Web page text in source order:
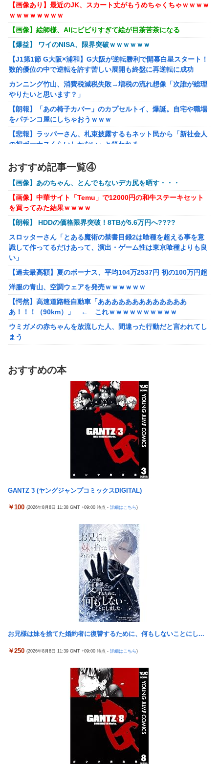
ンプくらいヌルイのなら考える
アリスソフト「ランス10」ゲーム画面公開キター！ウルザち
ゃんは今回も美しい…。前作で助けたシィルもいるぞ！
シュート選手が結婚を発表、ネモ選手とウメハラ選手が婚姻
届の証人に。
【ハコヅメ】 第6話 感想 誰よりも早く！【～交番女子の逆
襲～】
「フリルもリボンもたくさんがいいのよね、ふふっ♪」対魔
忍RPG・新イベント『バニーとヨミハラクライシス』
【にじさんじ】七瀬、動物園でアシカに水をかけられビショ
ゲーム「すごい武器を手に入れましたが必要レベルに達して
いないので装備できません」←このシステムｗｗｗｗ
【にじさんじ】Cellmates、NG行動回避ゲーム！フリが露
骨すぎる
【動画】マーベルの新作格ゲー、歴代格ゲーのパロディが多
すぎて話題にwwwwwww
【画像あり】最近のJK、スカート丈がもうめちゃくちゃｗｗｗｗ
ｗｗｗｗｗｗｗｗ
【画像】絵師様、AIにビビりすぎて絵が目茶苦茶になる
【爆益】 ワイのNISA、限界突破ｗｗｗｗｗｗ
【J1第1節 G大阪×浦和】G大阪が逆転勝利で開幕白星スタート！
数的優位の中で逆転を許す苦しい展開も終盤に再逆転に成功
カンニング竹山、消費税減税失敗→増税の流れ想像「次誰が総理
やりたいと思います？」
【朗報】「あの椅子カバー」のカプセルトイ、爆誕。自宅や職場
をパチンコ屋にしちゃおうｗｗｗ
【悲報】ラッパーさん、札束披露するもネット民から「新社会人
の初ボーナスくらいしかない」と笑われる
に無抵抗だったことが発覚
【画像あり】ディズニーの「おいなり巻（600円）」、卑猥すぎ
て賛否両論ｗｗｗｗｗ
【動画】熊本地震発生時の手術室の様子が公開される
海外「先進国で日本だけパスポート所有率が低すぎる、何故なの
か」
【朗報】ぐらんぶるのヒロイン、遂にデレるwwww
【悲報】ショートスリーパー堀さん、対面で高須幹弥にブチギレ
るｗｗｗｗ
【画像】咲-saki-作者、ようやく『奇乳』に気付くｗｗｗｗ
夫さん、妻に「天井のシミ数えてれば終わるでな」と押し倒され
て性行為 → 凄いことになるｗｗｗｗｗ
【悲報】イオン、大行列ができる…一体何が起きてるんだ？ｗｗ
ｗｗ
えなこ、ハイレグの股間見え過ぎタマランわ
【ホロライブ】POP UP PARADE「雪花ラミィ」フィギュア【本
ホビーサクラ「真の点P 私服Ver.」美少女フィギュア【予約開
【宇崎ちゃんは遊びたい！】BiCute Bunnies Figure「宇崎花」
「宇崎月」メタリックパープルver. プライズフィギュア【ラウン
【画像】女漫画家しか描かないバトル漫画のワンシーンが発見さ
らるwwwwwwwwwwwwwwwwwwwwwwwwwww
【艦これ】E5ヌルイとかいう風説には騙されないぞ スキャンプ
くらいヌルイのなら考える
ジャンポケ斉藤の被害女性「バウムクーヘン売ったりTikTokライ
ブしててムカついたから示談しなかった」
「居眠り運転かな？」→何度も追突→夫婦「これは事故じゃな
早大生さん、ポイント不正で無銭飲食ｗｗｗ大学が異例の警告へ
車大手工場にも女性・高齢者…軽作業ラインやスポットワーク
車大手工場にも女性・高齢者…軽作業ラインやスポットワーク
海外「日本なんて行くんじゃなかった…」 日本を知ってしまった
キャデラックF1、致命的なブレーキ問題の原因が明らかになるも
解決には至っておらずめども立たず
アリスソフト「ランス10」ゲーム画面公開キター！ウルザちゃん
は今回も美しい…。前作で助けたシィルもいるぞ！
【悲報】 ちいかわのモモンガ、逝きそう
【朗報】「あの椅子カバー」のカプセルトイ、爆誕。自宅や職場
おすすめ記事一覧④
【画像】あのちゃん、とんでもないデカ尻を晒す・・・
【画像】中華サイト「Temu」で12000円の和牛ステーキセット
を買ってみた結果ｗｗｗｗ
【朗報】 HDDの価格限界突破！8TBが5.6万円へ????
スロッターさん「とある魔術の禁書目録2は喰種を超える事を意
識して作ってるだけあって、演出・ゲーム性は東京喰種よりも良
い」
【過去最高額】夏のボーナス、平均104万2537円 初の100万円超
洋服の青山、空調ウェアを発売ｗｗｗｗｗｗ
【愕然】高速道路軽自動車「あああああああああああああ
あ！！！（90km）」 ← これｗｗｗｗｗｗｗｗｗｗ
ウミガメの赤ちゃんを放流した人、間違った行動だと言われてし
まう
【艦これ】そもそも深海ってなんか悪いことしたの
【艦これ】けーかいじん 他
【艦これ】E5ヌルイとかいう風説には騙されないぞ スキャンプ
「居眠り運転かな？」→何度も追突→夫婦「これは事故じゃな
早大生さん、ポイント不正で無銭飲食ｗｗｗ大学が異例の警告へ
車大手工場にも女性・高齢者…軽作業ラインやスポットワーク
ｗｗｗ
【悲報】 ちいかわのモモンガ、逝きそう
【朗報】「あの椅子カバー」のカプセルトイ、爆誕。自宅や職場
をパチンコ屋にしちゃおうｗｗｗ
【米国株】ワイのSpaceX株がえらいことになってるんやが
スロッターさん「とある魔術の禁書目録2は喰種を超える事を意
識して作ってるだけあって、演出・ゲーム性は東京喰種よりも良
マイホ、景品が1000円区切りになって終わる…
新台スマスロ『Lやじきた道中記参る』評判＆感想まとめ｜通常
時はポイント集めで修行、あっぱれチャンスの河童が強い、スイ
カ取りこぼし注意 etc…
【日向坂46】 藤嶌果歩さん"ホンモノ"感が凄い・・・
休日に甥っ子をアポなし託児を押し付けてきた兄嫁！「テレビで
も見せといてw」と言うので『Gガンダム』を一気見させた結
果……甥っ子が重度の中二病を発症して家で大暴れｗｗ
佐藤二朗、妻とのハグを報告「文〇砲より遥かに威力は弱いが、
僕のノロケ砲をお見舞いする」
【朗報】 ファイアーエムブレムさん、ついにキャラ成長率がゲー
おすすめの本
GANTZ 3 (ヤングジャンプコミックスDIGITAL)
￥100 (2026年8月8日 11:38 GMT +09:00 時点 - 詳細はこちら)
お兄様は妹を捨てた婚約者に復讐するために、何もしないことにし...
￥250 (2026年8月8日 11:39 GMT +09:00 時点 - 詳細はこちら)